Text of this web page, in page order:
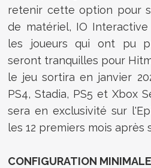
retenir cette option pour
de matériel, IO
les joueurs qui ont pu
seront tranquilles pour
le jeu sortira en janvier
PS4, Stadia, PS5 et Xbox
sera en exclusivité sur
les 12 premiers mois après
CONFIGURATION MINIMALE